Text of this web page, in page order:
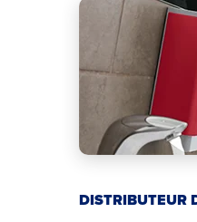
DISTRIBUTEUR